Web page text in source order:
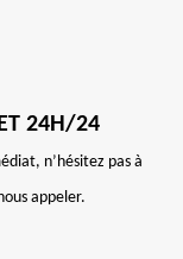
24H/24
n’hésitez pas à
appeler.